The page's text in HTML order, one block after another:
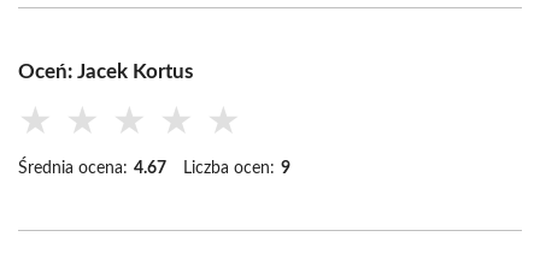
Oceń: Jacek Kortus
★ ★ ★ ★ ★
Średnia ocena: 4.67 Liczba ocen: 9